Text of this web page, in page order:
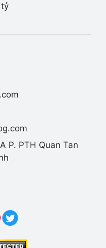
P. PTH Quan Tan